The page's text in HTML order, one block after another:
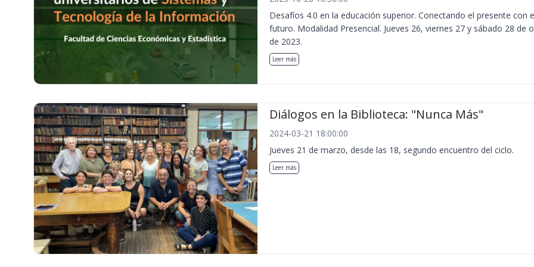
Desafíos 4.0 en la educación superior. Conectando el presente con
futuro. Modalidad Presencial. Jueves 26, viernes 27 y sábado 28 de
de 2023.
Leer más
Diálogos en la Biblioteca: "Nunca Más"
2024-03-21 18:00:00
Jueves 21 de marzo, desde las 18, segundo encuentro del ciclo.
Leer más